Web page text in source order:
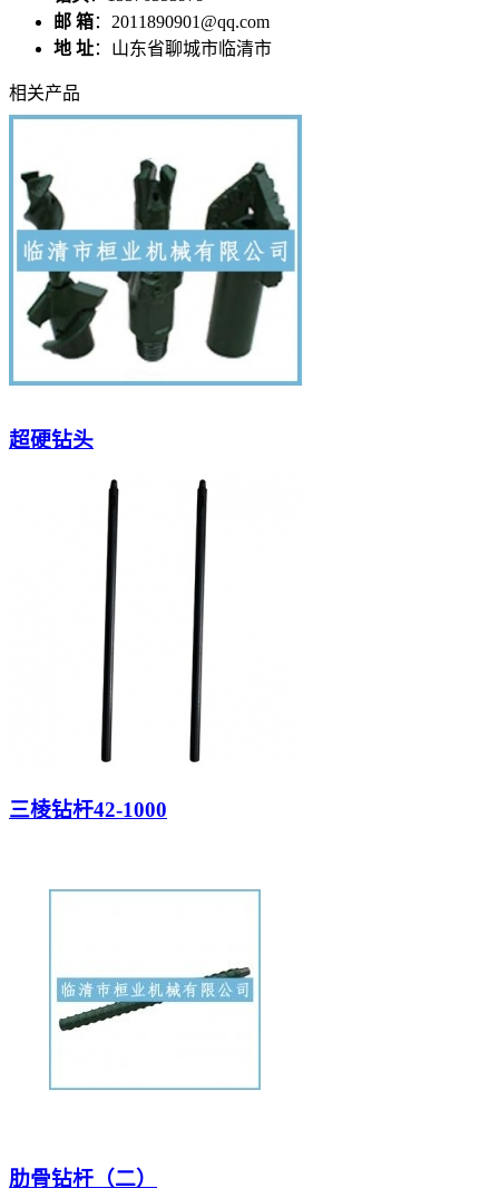
邮 箱：2011890901@qq.com
地 址：山东省聊城市临清市
相关产品
超硬钻头
三棱钻杆42-1000
肋骨钻杆（二）